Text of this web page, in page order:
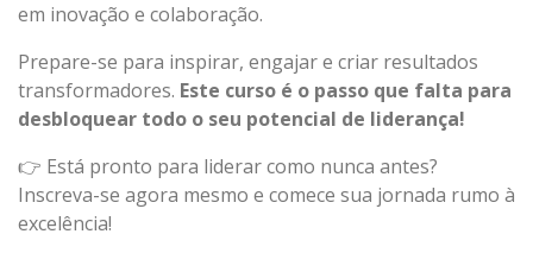
em inovação e colaboração.
Prepare-se para inspirar, engajar e criar resultados
transformadores. Este curso é o passo que falta para
desbloquear todo o seu potencial de liderança!
👉 Está pronto para liderar como nunca antes?
Inscreva-se agora mesmo e comece sua jornada rumo à
excelência!